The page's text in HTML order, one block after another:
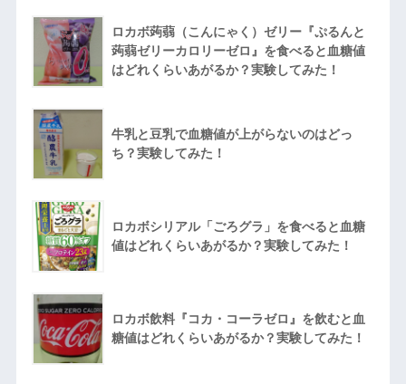
ロカボ蒟蒻（こんにゃく）ゼリー『ぷるんと
蒟蒻ゼリーカロリーゼロ』を食べると血糖値
はどれくらいあがるか？実験してみた！
牛乳と豆乳で血糖値が上がらないのはどっ
ち？実験してみた！
ロカボシリアル「ごろグラ」を食べると血糖
値はどれくらいあがるか？実験してみた！
ロカボ飲料『コカ・コーラゼロ』を飲むと血
糖値はどれくらいあがるか？実験してみた！